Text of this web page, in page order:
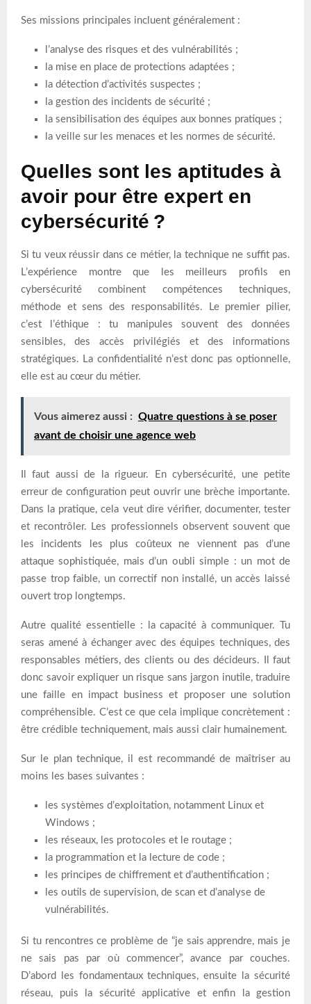
Ses missions principales incluent généralement :
l’analyse des risques et des vulnérabilités ;
la mise en place de protections adaptées ;
la détection d’activités suspectes ;
la gestion des incidents de sécurité ;
la sensibilisation des équipes aux bonnes pratiques ;
la veille sur les menaces et les normes de sécurité.
Quelles sont les aptitudes à
avoir pour être expert en
cybersécurité ?
Si tu veux réussir dans ce métier, la technique ne suffit pas.
L’expérience montre que les meilleurs profils en
cybersécurité combinent compétences techniques,
méthode et sens des responsabilités. Le premier pilier,
c’est l’éthique : tu manipules souvent des données
sensibles, des accès privilégiés et des informations
stratégiques. La confidentialité n’est donc pas optionnelle,
elle est au cœur du métier.
Vous aimerez aussi : Quatre questions à se poser
avant de choisir une agence web
Il faut aussi de la rigueur. En cybersécurité, une petite
erreur de configuration peut ouvrir une brèche importante.
Dans la pratique, cela veut dire vérifier, documenter, tester
et recontrôler. Les professionnels observent souvent que
les incidents les plus coûteux ne viennent pas d’une
attaque sophistiquée, mais d’un oubli simple : un mot de
passe trop faible, un correctif non installé, un accès laissé
ouvert trop longtemps.
Autre qualité essentielle : la capacité à communiquer. Tu
seras amené à échanger avec des équipes techniques, des
responsables métiers, des clients ou des décideurs. Il faut
donc savoir expliquer un risque sans jargon inutile, traduire
une faille en impact business et proposer une solution
compréhensible. C’est ce que cela implique concrètement :
être crédible techniquement, mais aussi clair humainement.
Sur le plan technique, il est recommandé de maîtriser au
moins les bases suivantes :
les systèmes d’exploitation, notamment Linux et
Windows ;
les réseaux, les protocoles et le routage ;
la programmation et la lecture de code ;
les principes de chiffrement et d’authentification ;
les outils de supervision, de scan et d’analyse de
vulnérabilités.
Si tu rencontres ce problème de “je sais apprendre, mais je
ne sais pas par où commencer”, avance par couches.
D’abord les fondamentaux techniques, ensuite la sécurité
réseau, puis la sécurité applicative et enfin la gestion